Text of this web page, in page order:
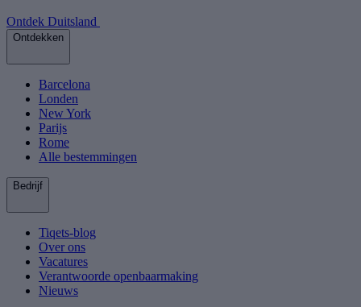
Ontdek Duitsland
Ontdekken
Barcelona
Londen
New York
Parijs
Rome
Alle bestemmingen
Bedrijf
Tiqets-blog
Over ons
Vacatures
Verantwoorde openbaarmaking
Nieuws